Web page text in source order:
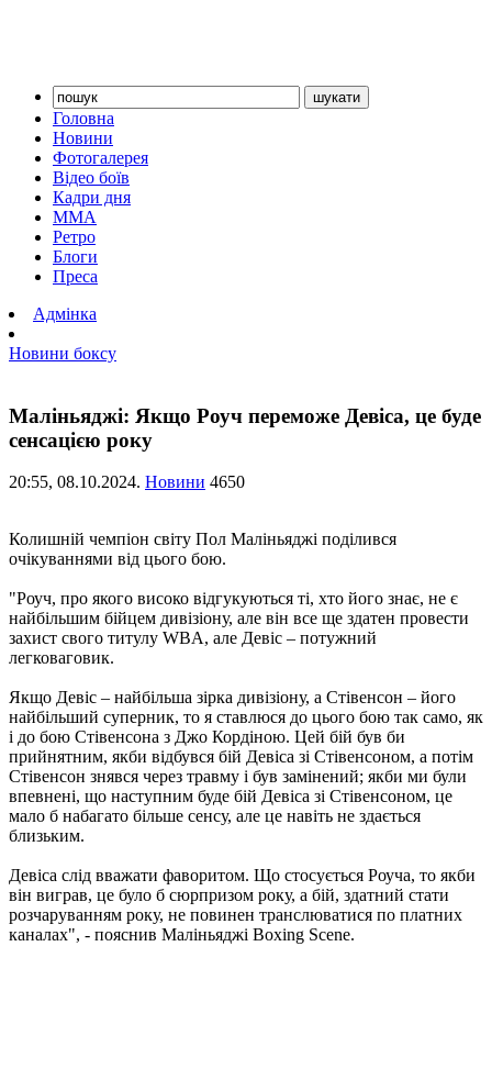
Головна
Новини
Фотогалерея
Відео боїв
Кадри дня
ММА
Ретро
Блоги
Преса
Адмінка
Новини боксу
Маліньяджі: Якщо Роуч переможе Девіса, це буде
сенсацією року
20:55, 08.10.2024. Новини 4650
Колишній чемпіон світу Пол Маліньяджі поділився
очікуваннями від цього бою.
"Роуч, про якого високо відгукуються ті, хто його знає, не є
найбільшим бійцем дивізіону, але він все ще здатен провести
захист свого титулу WBA, але Девіс – потужний
легковаговик.
Якщо Девіс – найбільша зірка дивізіону, а Стівенсон – його
найбільший суперник, то я ставлюся до цього бою так само, як
і до бою Стівенсона з Джо Кордіною. Цей бій був би
прийнятним, якби відбувся бій Девіса зі Стівенсоном, а потім
Стівенсон знявся через травму і був замінений; якби ми були
впевнені, що наступним буде бій Девіса зі Стівенсоном, це
мало б набагато більше сенсу, але це навіть не здається
близьким.
Девіса слід вважати фаворитом. Що стосується Роуча, то якби
він виграв, це було б сюрпризом року, а бій, здатний стати
розчаруванням року, не повинен транслюватися по платних
каналах", - пояснив Маліньяджі Boxing Scene.